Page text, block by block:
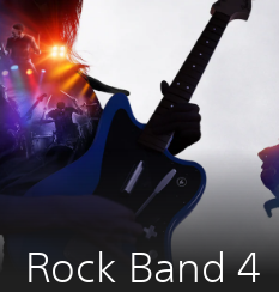
Rock Band 4